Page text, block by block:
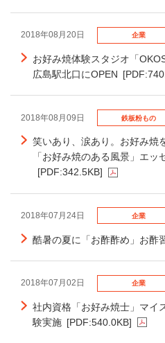
2018年08月20日 企業
お好み焼体験スタジオ「
広島駅北口にOPEN
2018年08月09日 鉄板粉もの
笑いあり、涙あり。お好み焼
「お好み焼のある風景」エッ
[PDF:342.5KB]
2018年07月24日 企業
酷暑の夏に「お酢酢め」お酢
2018年07月02日 企業
社内資格「お好み焼士」マ
験実施 [PDF:540.0KB]